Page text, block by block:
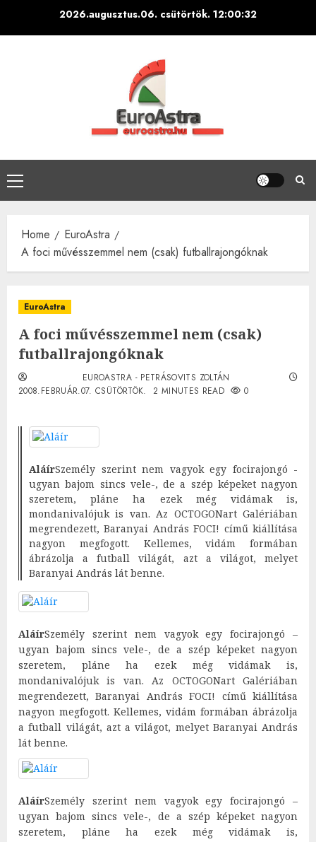
2026.augusztus.06. csütörtök. 12:00:33
Primary
Menu
Home
EuroAstra
A foci művésszemmel nem (csak) futballrajongóknak
EuroAstra
A foci művésszemmel nem (csak)
futballrajongóknak
EUROASTRA - PETRÁSOVITS ZOLTÁN
2008.FEBRUÁR.07. CSÜTÖRTÖK.
2 MINUTES READ 0
AláírSzemély szerint nem vagyok egy focirajongó -
ugyan bajom sincs vele-, de a szép képeket nagyon
szeretem, pláne ha ezek még vidámak is,
mondanivalójuk is van. Az OCTOGONart Galériában
megrendezett, Baranyai András FOCI! című kiállítása
nagyon megfogott. Kellemes, vidám formában
ábrázolja a futball világát, azt a világot, melyet
Baranyai András lát benne.
AláírSzemély szerint nem vagyok egy focirajongó –
ugyan bajom sincs vele-, de a szép képeket nagyon
szeretem, pláne ha ezek még vidámak is,
mondanivalójuk is van. Az OCTOGONart Galériában
megrendezett, Baranyai András FOCI! című kiállítása
nagyon megfogott. Kellemes, vidám formában ábrázolja
a futball világát, azt a világot, melyet Baranyai András
lát benne.
AláírSzemély szerint nem vagyok egy focirajongó –
ugyan bajom sincs vele-, de a szép képeket nagyon
szeretem, pláne ha ezek még vidámak is,